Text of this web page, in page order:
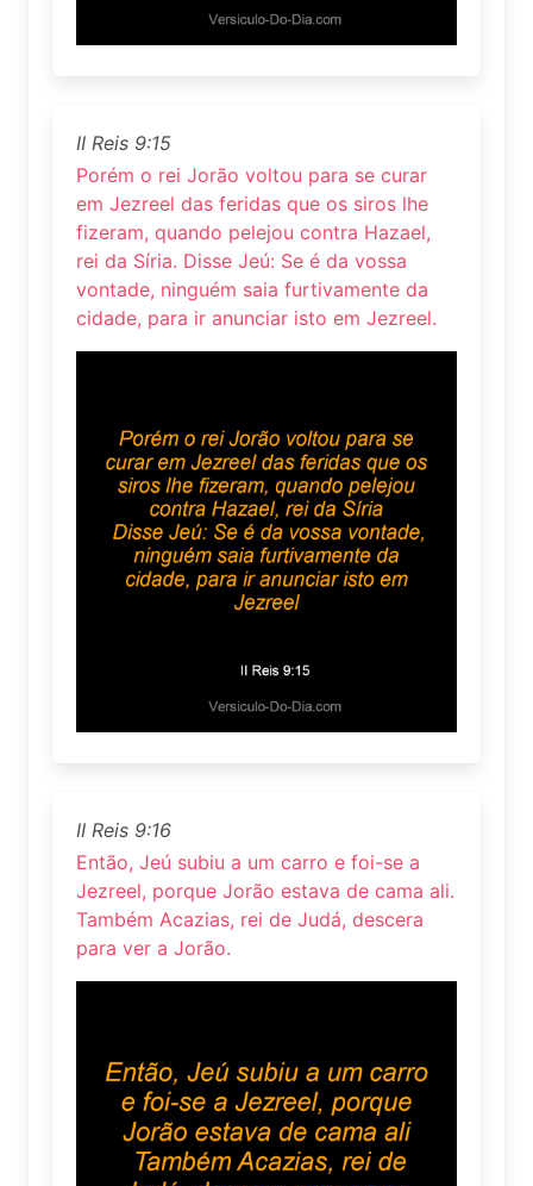
II Reis 9:15
Porém o rei Jorão voltou para se curar
em Jezreel das feridas que os siros lhe
fizeram, quando pelejou contra Hazael,
rei da Síria. Disse Jeú: Se é da vossa
vontade, ninguém saia furtivamente da
cidade, para ir anunciar isto em Jezreel.
II Reis 9:16
Então, Jeú subiu a um carro e foi-se a
Jezreel, porque Jorão estava de cama ali.
Também Acazias, rei de Judá, descera
para ver a Jorão.